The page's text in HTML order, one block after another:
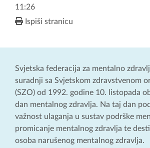
11:26
Ispiši stranicu
Svjetska federacija za mentalno
suradnji sa Svjetskom zdravstvenom
(SZO) od 1992. godine 10. listopada
dan mentalnog zdravlja. Na taj dan
važnost ulaganja u sustav podrške
promicanje mentalnog zdravlja te
osoba narušenog mentalnog zdravlja.